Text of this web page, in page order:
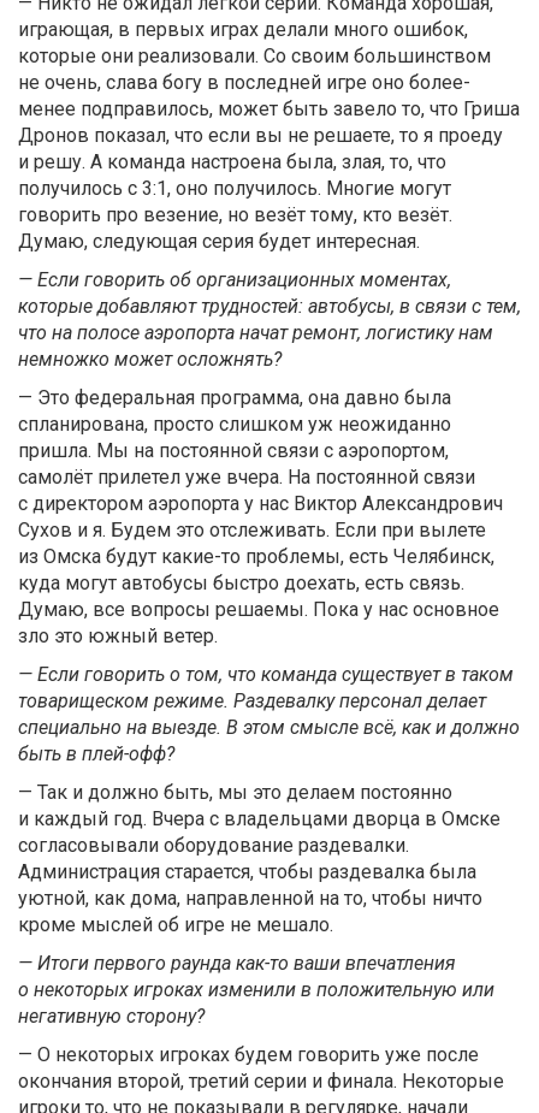
играющая, в первых играх делали много ошибок,
которые они реализовали. Со своим большинством
не очень, слава богу в последней игре оно более-
менее подправилось, может быть завело то, что Гриша
Дронов показал, что если вы не решаете, то я проеду
и решу. А команда настроена была, злая, то, что
получилось с 3:1, оно получилось. Многие могут
говорить про везение, но везёт тому, кто везёт.
Думаю, следующая серия будет интересная.
— Если говорить об организационных моментах,
которые добавляют трудностей: автобусы, в связи с тем,
что на полосе аэропорта начат ремонт, логистику нам
немножко может осложнять?
— Это федеральная программа, она давно была
спланирована, просто слишком уж неожиданно
пришла. Мы на постоянной связи с аэропортом,
самолёт прилетел уже вчера. На постоянной связи
с директором аэропорта у нас Виктор Александрович
Сухов и я. Будем это отслеживать. Если при вылете
из Омска будут какие-то проблемы, есть Челябинск,
куда могут автобусы быстро доехать, есть связь.
Думаю, все вопросы решаемы. Пока у нас основное
зло это южный ветер.
— Если говорить о том, что команда существует в таком
товарищеском режиме. Раздевалку персонал делает
специально на выезде. В этом смысле всё, как и должно
быть в плей-офф?
— Так и должно быть, мы это делаем постоянно
и каждый год. Вчера с владельцами дворца в Омске
согласовывали оборудование раздевалки.
Администрация старается, чтобы раздевалка была
уютной, как дома, направленной на то, чтобы ничто
кроме мыслей об игре не мешало.
— Итоги первого раунда как-то ваши впечатления
о некоторых игроках изменили в положительную или
негативную сторону?
— О некоторых игроках будем говорить уже после
окончания второй, третий серии и финала. Некоторые
игроки то, что не показывали в регулярке, начали